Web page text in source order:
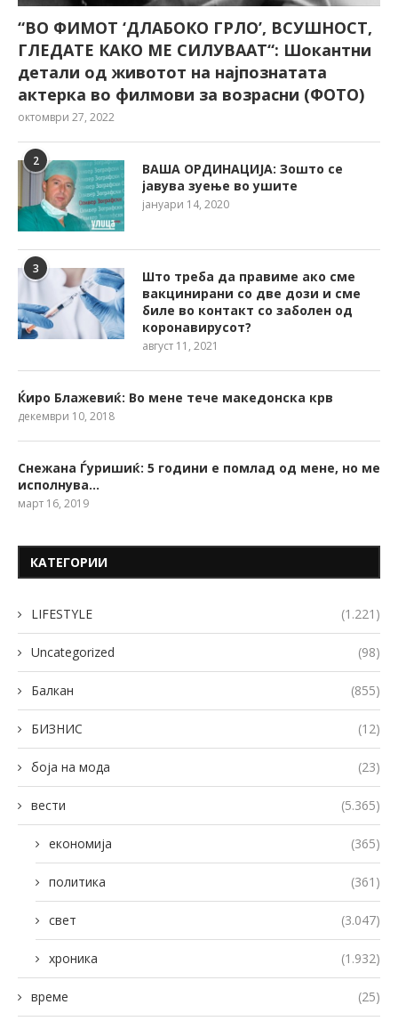
“ВО ФИМОТ ‘ДЛАБОКО ГРЛО’, ВСУШНОСТ,
ГЛЕДАТЕ КАКО МЕ СИЛУВААТ“: Шокантни
детали од животот на најпознатата
актерка во филмови за возрасни (ФОТО)
октомври 27, 2022
2
ВАША ОРДИНАЦИЈА: Зошто се
јавува зуење во ушите
јануари 14, 2020
3
Што треба да правиме ако сме
вакцинирани со две дози и сме
биле во контакт со заболен од
коронавирусот?
август 11, 2021
Ќиро Блажевиќ: Во мене тече македонска крв
декември 10, 2018
Снежана Ѓуришиќ: 5 години е помлад од мене, но ме
исполнува…
март 16, 2019
КАТЕГОРИИ
LIFESTYLE (1.221)
Uncategorized (98)
Балкан (855)
БИЗНИС (12)
боја на мода (23)
вести (5.365)
економија (365)
политика (361)
свет (3.047)
хроника (1.932)
време (25)